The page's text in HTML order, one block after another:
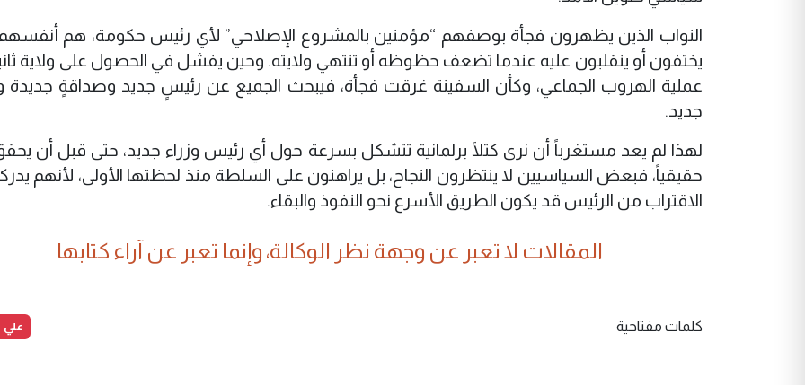
النواب الذين يظهرون فجأة بوصفهم “مؤمنين بالمشروع الإصلاحي” لأي رئيس حكومة، هم أنفسهم
يختفون أو ينقلبون عليه عندما تضعف حظوظه أو تنتهي ولايته. وحين يفشل في الحصول على ولاية
عملية الهروب الجماعي، وكأن السفينة غرقت فجأة، فيبحث الجميع عن رئيسٍ جديد وصداقةٍ جديدة
جديد.
لهذا لم يعد مستغرباً أن نرى كتلًا برلمانية تتشكل بسرعة حول أي رئيس وزراء جديد، حتى قبل أن يحقق
حقيقياً، فبعض السياسيين لا ينتظرون النجاح، بل يراهنون على السلطة منذ لحظتها الأولى، لأنهم
الاقتراب من الرئيس قد يكون الطريق الأسرع نحو النفوذ والبقاء.
المقالات لا تعبر عن وجهة نظر الوكالة، وإنما تعبر عن آراء كتابها
كلمات مفتاحية علي